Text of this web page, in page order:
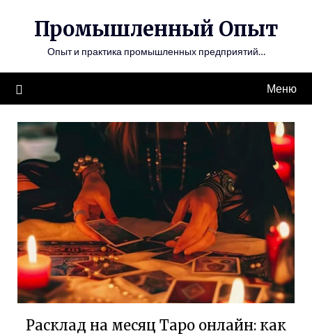
содержимому
Промышленный Опыт
Опыт и практика промышленных предприятий…
Меню
Расклад на месяц Таро онлайн: как